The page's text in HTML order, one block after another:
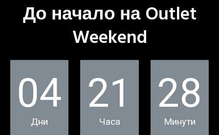
До начало на Outlet
Weekend
04
Дни
21
Часа
28
Минути